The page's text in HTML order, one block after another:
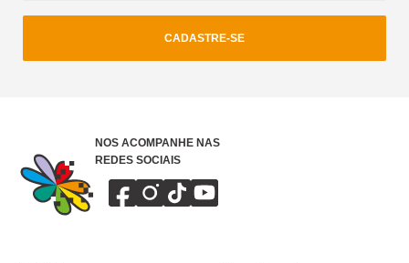
CADASTRE-SE
NOS ACOMPANHE NAS
REDES SOCIAIS